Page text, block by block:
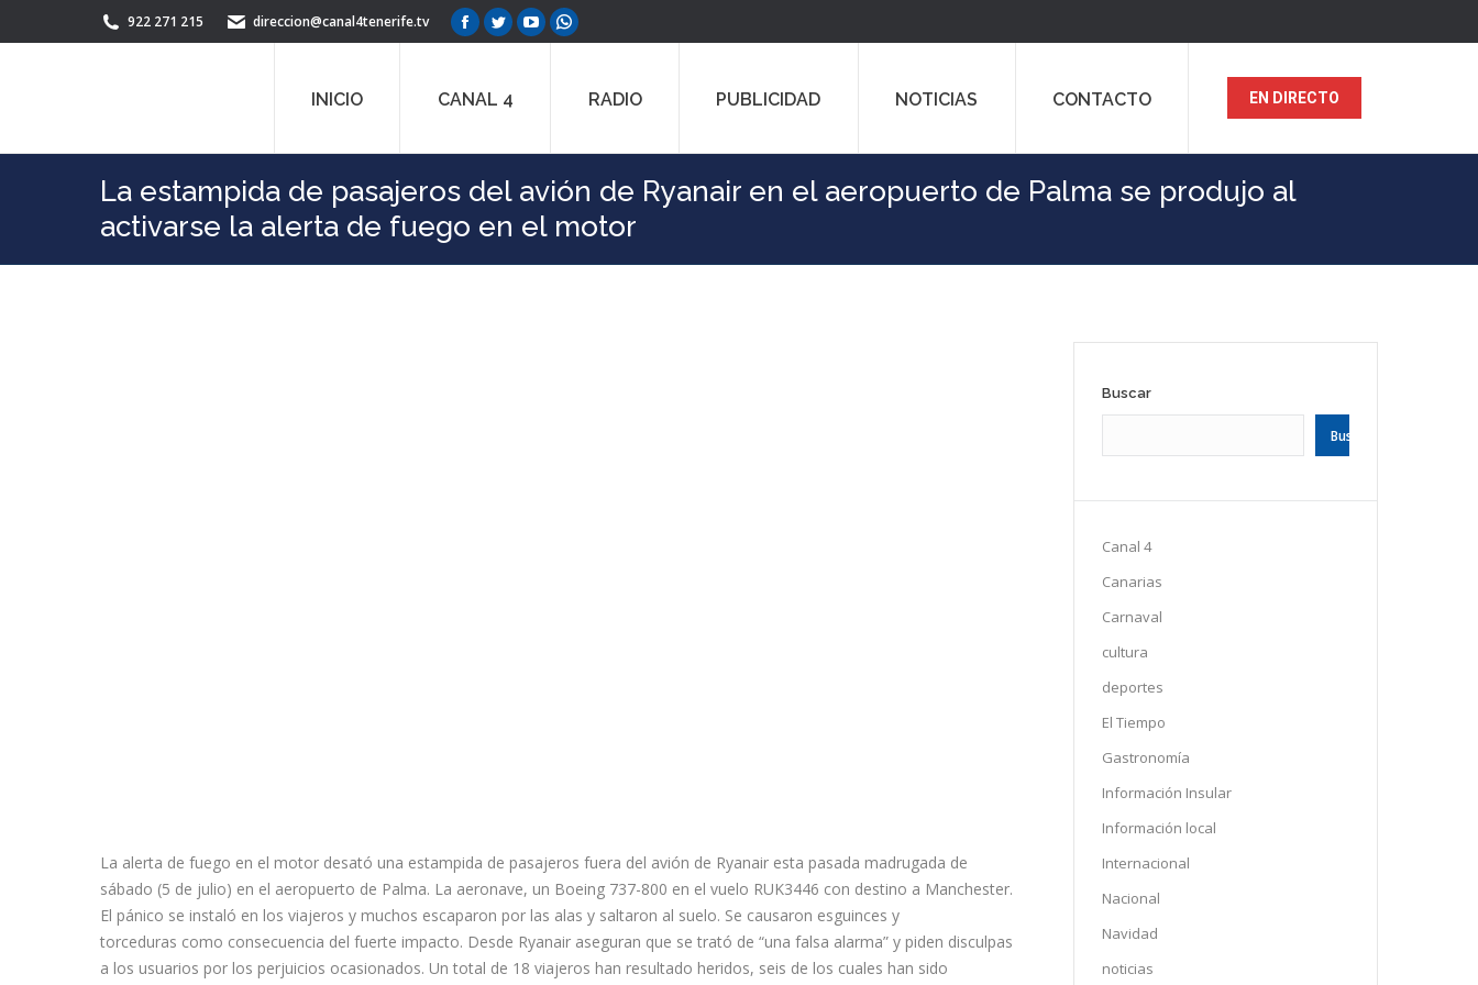
922 271 215 direccion@canal4tenerife.tv
Facebook
opens
new
window
Twitter
opens
new
window
YouTube
new
window
Whatsapp
opens
new
window
INICIO CANAL 4 RADIO PUBLICIDAD NOTICIAS CONTACTO EN DIRECTO
La estampida de pasajeros del avión de Ryanair en el aeropuerto de Palma se produjo al
activarse la alerta de fuego en el motor
La alerta de fuego en el motor desató una estampida de pasajeros fuera del avión de Ryanair esta pasada madrugada de
sábado (5 de julio) en el aeropuerto de Palma. La aeronave, un Boeing 737-800 en el vuelo RUK3446 con destino a Manchester.
El pánico se instaló en los viajeros y muchos escaparon por las alas y saltaron al suelo. Se causaron esguinces y
torceduras como consecuencia del fuerte impacto. Desde Ryanair aseguran que se trató de “una falsa alarma” y piden disculpas
a los usuarios por los perjuicios ocasionados. Un total de 18 viajeros han resultado heridos, seis de los cuales han sido
Buscar
Buscar
Canal 4
Canarias
Carnaval
cultura
deportes
El Tiempo
Gastronomía
Información Insular
Información local
Internacional
Nacional
Navidad
noticias